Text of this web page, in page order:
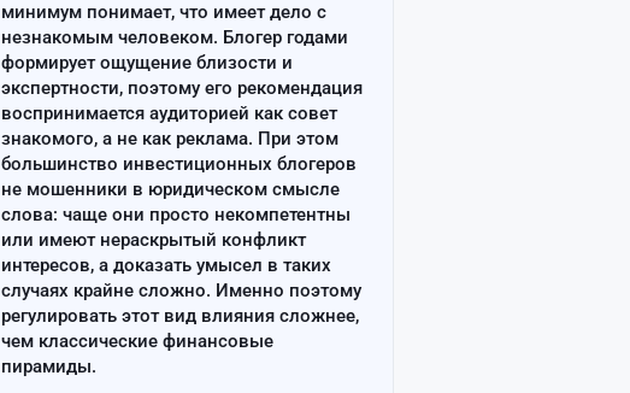
минимум понимает, что имеет дело с
незнакомым человеком. Блогер годами
формирует ощущение близости и
экспертности, поэтому его рекомендация
воспринимается аудиторией как совет
знакомого, а не как реклама. При этом
большинство инвестиционных блогеров
не мошенники в юридическом смысле
слова: чаще они просто некомпетентны
или имеют нераскрытый конфликт
интересов, а доказать умысел в таких
случаях крайне сложно. Именно поэтому
регулировать этот вид влияния сложнее,
чем классические финансовые
пирамиды.